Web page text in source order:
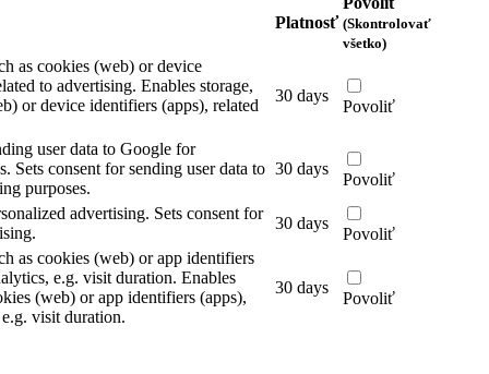
Platnosť (Skontrolovať
všetko)
as cookies (web) or device
to advertising. Enables storage,
or device identifiers (apps), related
30 days
Povoliť
user data to Google for
Sets consent for sending user data to
purposes.
30 days
Povoliť
advertising. Sets consent for
30 days
Povoliť
as cookies (web) or app identifiers
e.g. visit duration. Enables
(web) or app identifiers (apps),
visit duration.
30 days
Povoliť